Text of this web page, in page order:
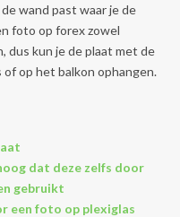
wand past waar je de
foto op forex zowel
dus kun je de plaat met de
op het balkon ophangen.
dat deze zelfs door
gebruikt
een foto op plexiglas